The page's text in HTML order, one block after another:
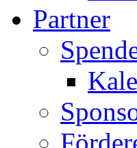
Partner